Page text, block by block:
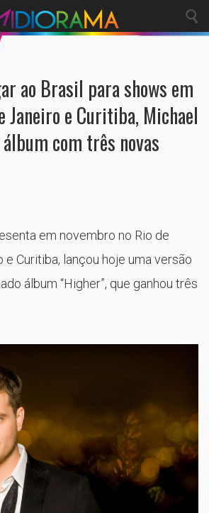
ao Brasil para shows em
Janeiro e Curitiba, Michael
com três novas
em novembro no Rio de
e Curitiba, lançou hoje uma versão
álbum “Higher”, que ganhou três